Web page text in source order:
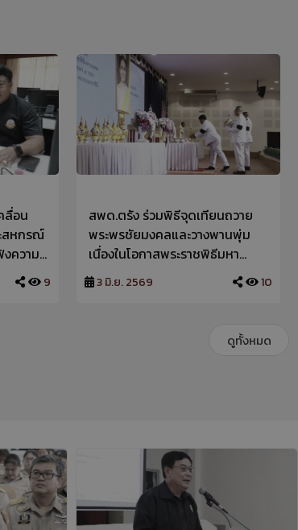
ลื่อน
สหกรณ์
ความ
งยก
งหวัด
9
สพด.ตรัง ร่วมพิธีจุดเทียนถวาย
พระพรชัยมงคลและวางพานพุ่ม
เนื่องในโอกาสพระราชพิธีมหา
มงคลเฉลิมพระชนมพรรษา 4 รอบ
สมเด็จพระนางเจ้าฯ พระบรมราชินี
3 มิ.ย. 2569 10
ดูทั้งหมด